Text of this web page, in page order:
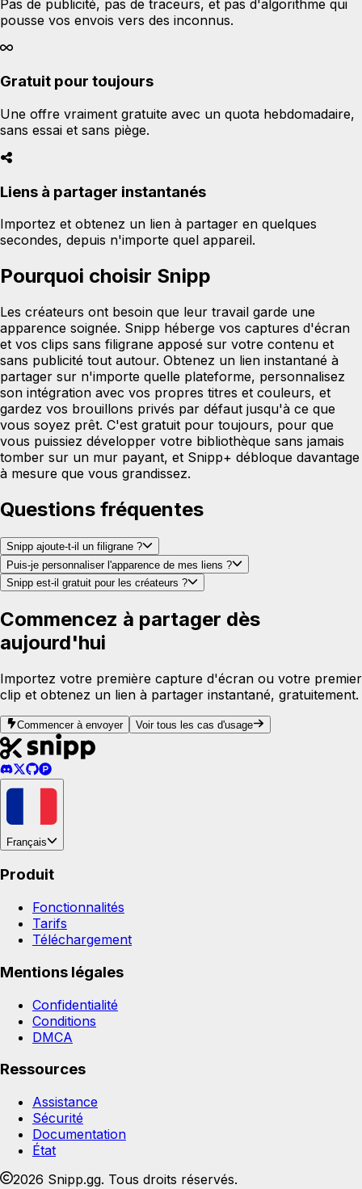
Pas de publicité, pas de traceurs, et pas d'algorithme qui
pousse vos envois vers des inconnus.
Gratuit pour toujours
Une offre vraiment gratuite avec un quota hebdomadaire,
sans essai et sans piège.
Liens à partager instantanés
Importez et obtenez un lien à partager en quelques
secondes, depuis n'importe quel appareil.
Pourquoi choisir Snipp
Les créateurs ont besoin que leur travail garde une
apparence soignée. Snipp héberge vos captures d'écran
et vos clips sans filigrane apposé sur votre contenu et
sans publicité tout autour. Obtenez un lien instantané à
partager sur n'importe quelle plateforme, personnalisez
son intégration avec vos propres titres et couleurs, et
gardez vos brouillons privés par défaut jusqu'à ce que
vous soyez prêt. C'est gratuit pour toujours, pour que
vous puissiez développer votre bibliothèque sans jamais
tomber sur un mur payant, et Snipp+ débloque davantage
à mesure que vous grandissez.
Questions fréquentes
Snipp ajoute-t-il un filigrane ?
Puis-je personnaliser l'apparence de mes liens ?
Snipp est-il gratuit pour les créateurs ?
Commencez à partager dès
aujourd'hui
Importez votre première capture d'écran ou votre premier
clip et obtenez un lien à partager instantané, gratuitement.
Commencer à envoyer Voir tous les cas d'usage
Français
Produit
Fonctionnalités
Tarifs
Téléchargement
Mentions légales
Confidentialité
Conditions
DMCA
Ressources
Assistance
Sécurité
Documentation
État
2026 Snipp.gg. Tous droits réservés.